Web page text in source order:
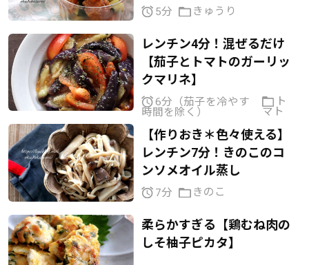
5分 きゅうり
レンチン4分！混ぜるだけ
【茄子とトマトのガーリッ
クマリネ】
6分（茄子を冷やす
時間を除く）
ト
マト
【作りおき＊色々使える】
レンチン7分！きのこのコ
ンソメオイル蒸し
7分 きのこ
柔らかすぎる【鶏むね肉の
しそ柚子ピカタ】